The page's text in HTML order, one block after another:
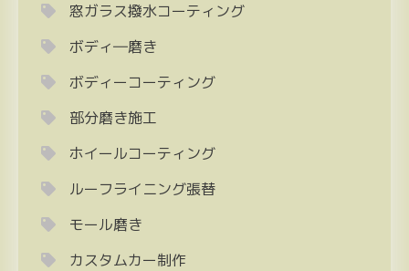
窓ガラス撥水コーティング
ボディ―磨き
ボディーコーティング
部分磨き施工
ホイールコーティング
ルーフライニング張替
モール磨き
カスタムカー制作